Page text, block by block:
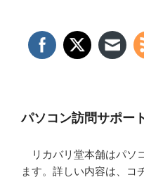
パソコン訪問サポー
リカバリ堂本舗はパソ
ます。詳しい内容は、コ